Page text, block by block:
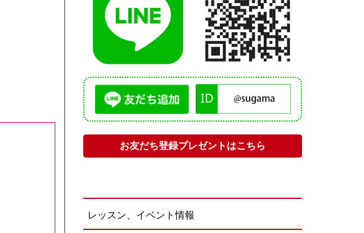
お友だち登録プレゼントはこちら
レッスン、イベント情報